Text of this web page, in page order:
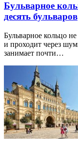
Бульварное
десять бульваров
Бульварное кольцо
и проходит через
занимает почти…